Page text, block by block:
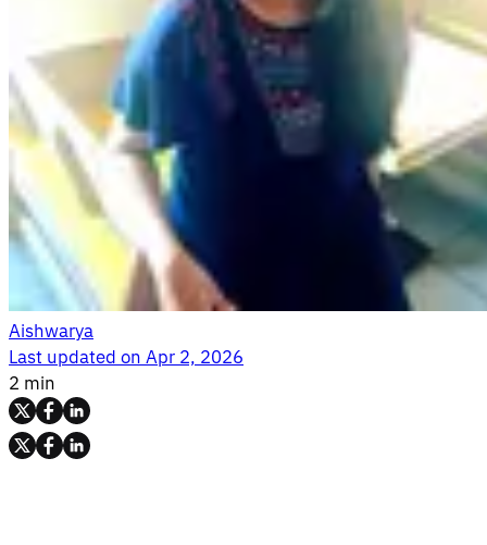
Aishwarya
Last updated onApr 2, 2026
2 min